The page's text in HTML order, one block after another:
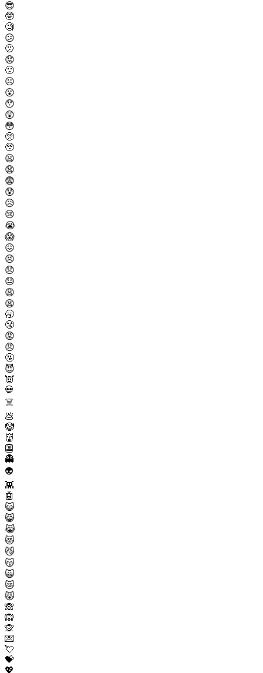
😎
🤓
🧐
😕
🫤
😟
🙁
☹️
😮
😯
😲
😳
🥺
🥹
😦
😧
😨
😰
😥
😢
😭
😱
😖
😣
😞
😓
😩
😫
🥱
😤
😡
😠
🤬
😈
👿
💀
☠️
💩
🤡
👹
👺
👻
👽
👾
🤖
😺
😸
😹
😻
😼
😽
🙀
😿
😾
🙈
🙉
🙊
💌
💘
💝
💖